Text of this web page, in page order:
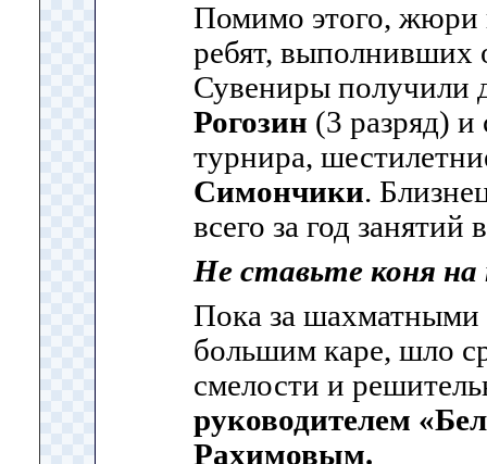
Помимо этого, жюри
ребят, выполнивших
Сувениры получили
Рогозин (3 разряд)
турнира,
Симончики.
всего за год занятий
Не ставьте коня на
Пока за
большим каре, шло
смелости и
руководителем
Рахимовым.